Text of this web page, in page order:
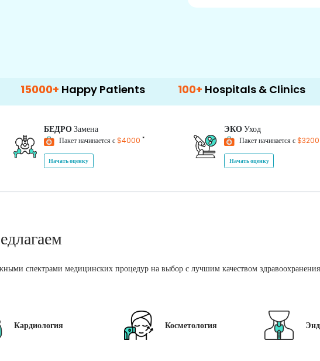
Happy Patients 100+ Hospitals & Clinics 500+
БЕДРОЗамена
Пакет начинается с$4000 *
Начать оценку
ЭКОУход
Пакет начинается с$3200
Начать оценку
спектрами медицинских процедур на выбор с лучшим качеством
Кардиология Косметология